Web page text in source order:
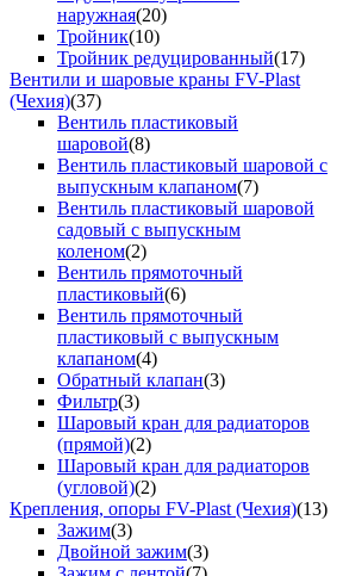
наружная(20)
Тройник(10)
Тройник редуцированный(17)
Вентили и шаровые краны FV-Plast
(Чехия)(37)
Вентиль пластиковый
шаровой(8)
Вентиль пластиковый шаровой с
выпускным клапаном(7)
Вентиль пластиковый шаровой
садовый с выпускным
коленом(2)
Вентиль прямоточный
пластиковый(6)
Вентиль прямоточный
пластиковый с выпускным
клапаном(4)
Обратный клапан(3)
Фильтр(3)
Шаровый кран для радиаторов
(прямой)(2)
Шаровый кран для радиаторов
(угловой)(2)
Крепления, опоры FV-Plast (Чехия)(13)
Зажим(3)
Двойной зажим(3)